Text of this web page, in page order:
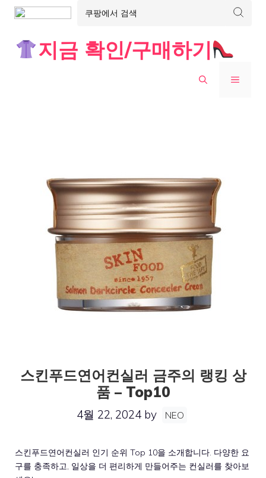
지금 확인/구매하기
MENU
스킨푸드연어컨실러 금주의 랭킹 상
품 – Top10
4월 22, 2024 by NEO
스킨푸드연어컨실러 인기 순위 Top 10을 소개합니다. 다양한 요
구를 충족하고, 일상을 더 편리하게 만들어주는 컨실러를 찾아보